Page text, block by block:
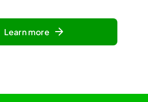
Learn more